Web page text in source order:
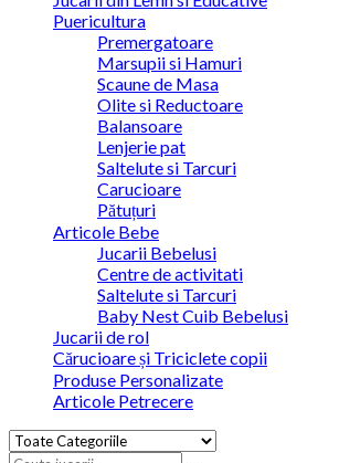
Puericultura
Premergatoare
Marsupii si Hamuri
Scaune de Masa
Olite si Reductoare
Balansoare
Lenjerie pat
Saltelute si Tarcuri
Carucioare
Pătuțuri
Articole Bebe
Jucarii Bebelusi
Centre de activitati
Saltelute si Tarcuri
Baby Nest Cuib Bebelusi
Jucarii de rol
Cărucioare și Triciclete copii
Produse Personalizate
Articole Petrecere